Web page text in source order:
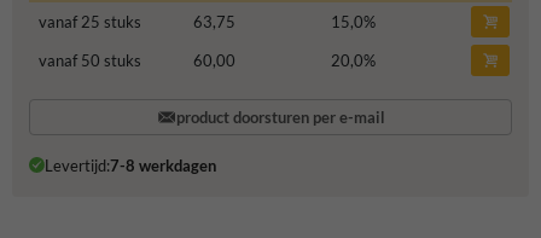
vanaf 25 stuks
63,75 15,0%
vanaf 50 stuks
60,00 20,0%
product doorsturen per e-mail
Levertijd:7-8 werkdagen